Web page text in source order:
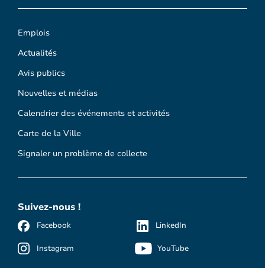
Emplois
Actualités
Avis publics
Nouvelles et médias
Calendrier des événements et activités
Carte de la Ville
Signaler un problème de collecte
Suivez-nous !
Facebook
Instagram
LinkedIn
YouTube